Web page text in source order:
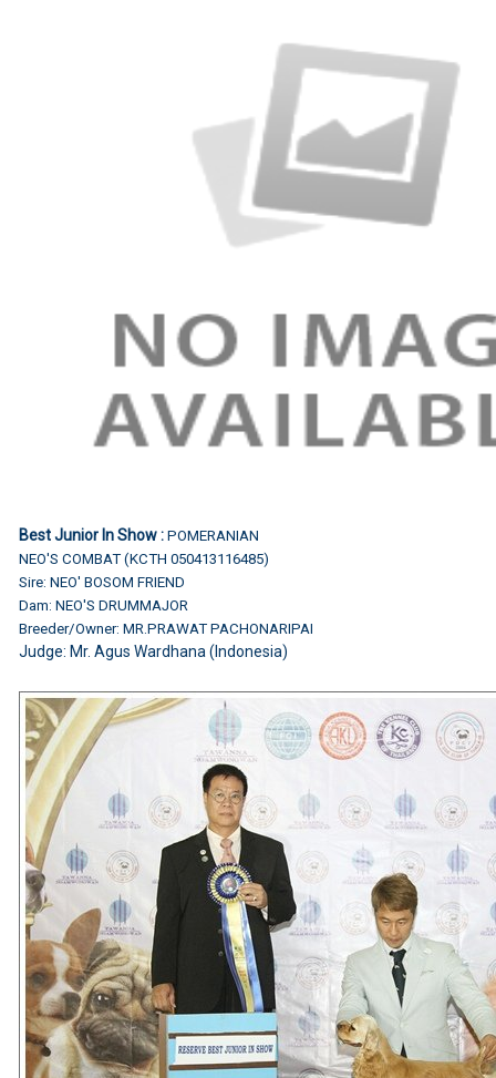
Best Junior In Show : POMERANIAN
NEO'S COMBAT (KCTH 050413116485)
Sire: NEO' BOSOM FRIEND
Dam: NEO'S DRUMMAJOR
Breeder/Owner: MR.PRAWAT PACHONARIPAI
Judge: Mr. Agus Wardhana (Indonesia)